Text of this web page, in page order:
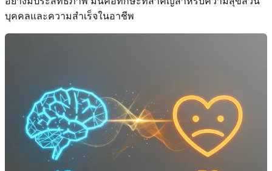
บุคคลและความสำเร็จในอาชีพ